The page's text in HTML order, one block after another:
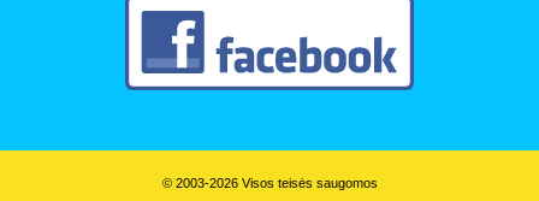
© 2003-2026 Visos teisės saugomos